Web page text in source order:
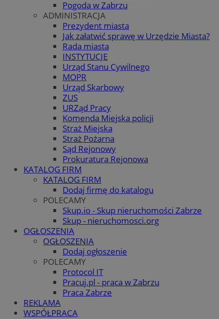
Pogoda w Zabrzu
ADMINISTRACJA
Prezydent miasta
Jak załatwić sprawę w Urzędzie Miasta?
Rada miasta
INSTYTUCJE
Urząd Stanu Cywilnego
MOPR
Urząd Skarbowy
ZUS
URZąd Pracy
Komenda Miejska policji
Straż Miejska
Straż Pożarna
Sąd Rejonowy
Prokuratura Rejonowa
KATALOG FIRM
KATALOG FIRM
Dodaj firmę do katalogu
POLECAMY
Skup.io - Skup nieruchomości Zabrze
Skup - nieruchomosci.org
OGŁOSZENIA
OGŁOSZENIA
Dodaj ogłoszenie
POLECAMY
Protocol IT
Pracuj.pl - praca w Zabrzu
Praca Zabrze
REKLAMA
WSPÓŁPRACA